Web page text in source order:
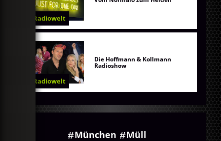
Radiowelt
Radiowelt
Die Hoffmann & Kollmann
Radioshow
München Müll